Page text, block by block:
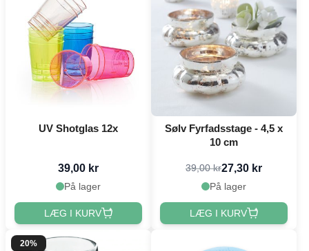
UV Shotglas 12x
39,00 kr
På lager
LÆG I KURV
Sølv Fyrfadsstage - 4,5 x
10 cm
39,00 kr27,30 kr
På lager
LÆG I KURV
20%